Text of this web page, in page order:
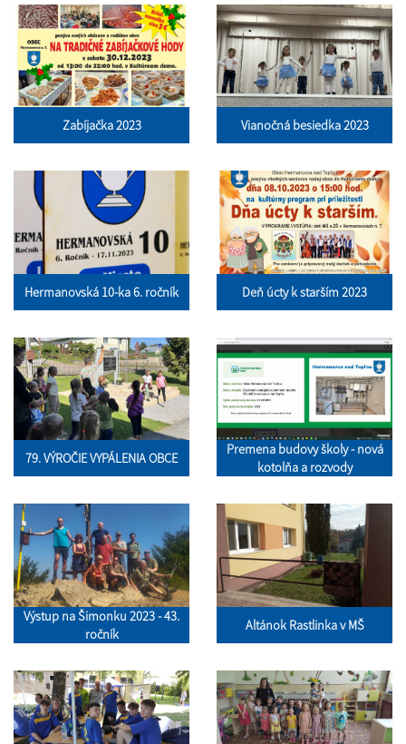
Zabíjačka 2023 Vianočná besiedka 2023
Hermanovská 10-ka 6. ročník Deň úcty k starším 2023
79. VÝROČIE VYPÁLENIA OBCE
Premena budovy školy - nová
kotolňa a rozvody
Výstup na Šimonku 2023 - 43.
ročník
Altánok Rastlinka v MŠ